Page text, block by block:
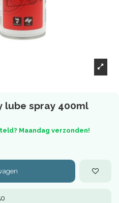
lube spray 400ml
Maandag verzonden!